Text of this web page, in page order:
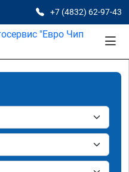
+7 (4832) 62-97-43